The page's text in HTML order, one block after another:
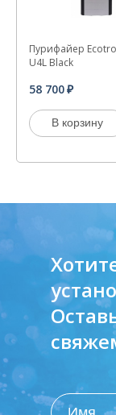
Пурифайер
U4L Black
58 700
В корзину